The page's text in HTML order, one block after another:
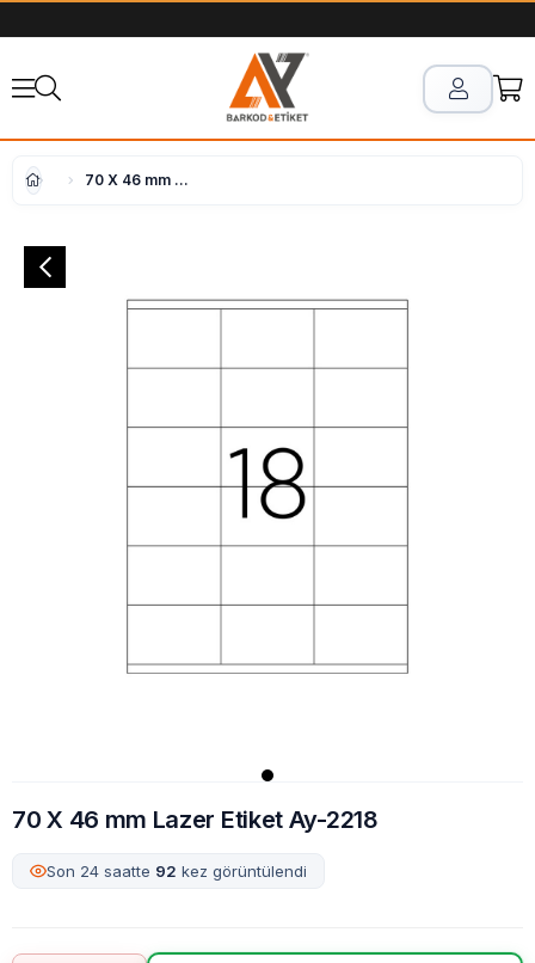
70 X 46 mm Lazer Etiket Ay-2218
70 X 46 mm Lazer Etiket Ay-2218
Son 24 saatte 92 kez görüntülendi